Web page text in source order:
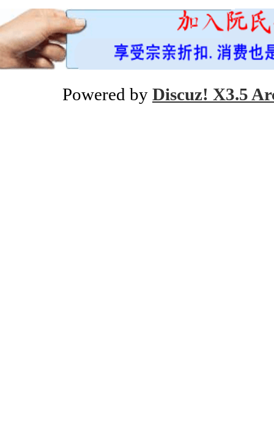
Powered by Discuz! X3.5